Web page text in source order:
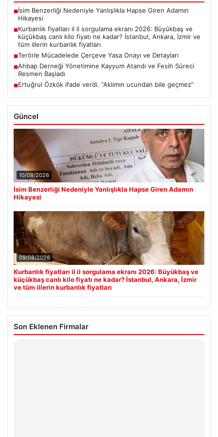
■İsim Benzerliği Nedeniyle Yanlışlıkla Hapse Giren Adamın
Hikayesi
■Kurbanlık fiyatları il il sorgulama ekranı 2026: Büyükbaş ve
küçükbaş canlı kilo fiyatı ne kadar? İstanbul, Ankara, İzmir ve
tüm illerin kurbanlık fiyatları
■Terörle Mücadelede Çerçeve Yasa Onayı ve Detayları
■Ahbap Derneği Yönetimine Kayyum Atandı ve Fesih Süreci
Resmen Başladı
■Ertuğrul Özkök ifade verdi. “Aklımın ucundan bile geçmez”
Güncel
10/08/2026
İsim Benzerliği Nedeniyle Yanlışlıkla Hapse Giren Adamın
Hikayesi
09/08/2026
Kurbanlık fiyatları il il sorgulama ekranı 2026: Büyükbaş ve
küçükbaş canlı kilo fiyatı ne kadar? İstanbul, Ankara, İzmir
ve tüm illerin kurbanlık fiyatları
Son Eklenen Firmalar